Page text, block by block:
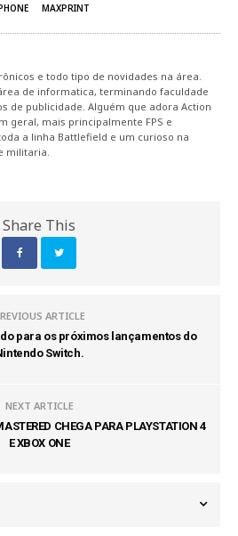
MAXPRINT
e todo tipo de novidades na área.
de informatica, terminando faculdade
de publicidade. Alguém que adora Action
geral, mais principalmente FPS e
a linha Battlefield e um curioso na
militaria.
Share This
ARTICLE
para os próximos lançamentos do
Switch.
NEXT ARTICLE
CHEGA PARA PLAYSTATION 4
E XBOX ONE